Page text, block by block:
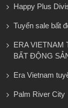
Happy Plus
Tuyển sale bất
ERA VIETNAM
BẤT ĐỘNG
Era Vietnam
Palm River City